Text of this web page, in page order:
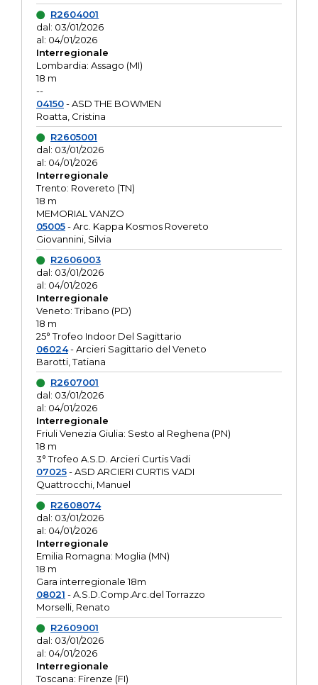
R2604001
dal: 03/01/2026
al: 04/01/2026
Interregionale
Lombardia: Assago (MI)
18 m
--
04150- ASD THE BOWMEN
Roatta, Cristina
R2605001
dal: 03/01/2026
al: 04/01/2026
Interregionale
Trento: Rovereto (TN)
18 m
MEMORIAL VANZO
05005- Arc. Kappa Kosmos Rovereto
Giovannini, Silvia
R2606003
dal: 03/01/2026
al: 04/01/2026
Interregionale
Veneto: Tribano (PD)
18 m
25° Trofeo Indoor Del Sagittario
06024- Arcieri Sagittario del Veneto
Barotti, Tatiana
R2607001
dal: 03/01/2026
al: 04/01/2026
Interregionale
Friuli Venezia Giulia: Sesto al Reghena (PN)
18 m
3° Trofeo A.S.D. Arcieri Curtis Vadi
07025- ASD ARCIERI CURTIS VADI
Quattrocchi, Manuel
R2608074
dal: 03/01/2026
al: 04/01/2026
Interregionale
Emilia Romagna: Moglia (MN)
18 m
Gara interregionale 18m
08021 - A.S.D.Comp.Arc.del Torrazzo
Morselli, Renato
R2609001
dal: 03/01/2026
al: 04/01/2026
Interregionale
Toscana: Firenze (FI)